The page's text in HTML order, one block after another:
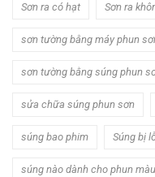
Sơn ra có hạt Sơn ra
sơn tường bằng máy phun
sơn tường bằng súng phun
sửa chữa súng phun sơn
súng bao phim Súng bị
súng nào dành cho phun